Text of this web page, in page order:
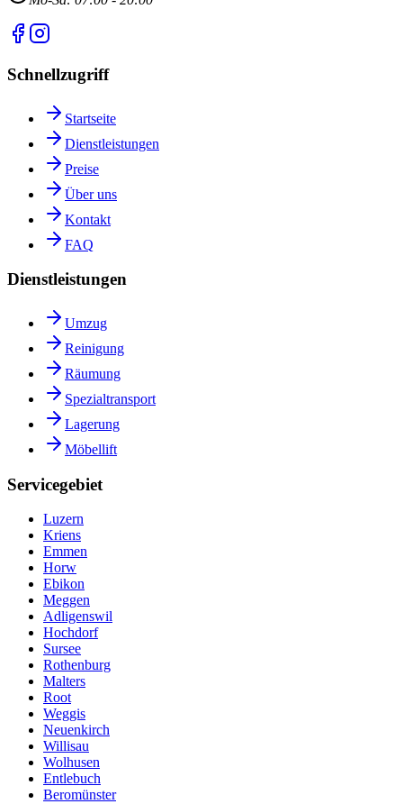
Schnellzugriff
Startseite
Dienstleistungen
Preise
Über uns
Kontakt
FAQ
Dienstleistungen
Umzug
Reinigung
Räumung
Spezialtransport
Lagerung
Möbellift
Servicegebiet
Luzern
Kriens
Emmen
Horw
Ebikon
Meggen
Adligenswil
Hochdorf
Sursee
Rothenburg
Malters
Root
Weggis
Neuenkirch
Willisau
Wolhusen
Entlebuch
Beromünster